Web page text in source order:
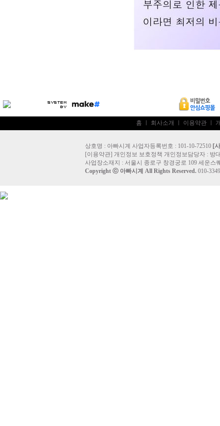
홈 회사소개 이용약관
상호명 : 아빠시계 사업자등록번호 : 101-10-72510 [
[이용약관] 개인정보 보호정책 개인정보담당자 : 방
사업장소재지 : 서울시 종로구 창경궁로 109 세운스
Copyright ⓒ 아빠시계 All Rights Reserved. 010-